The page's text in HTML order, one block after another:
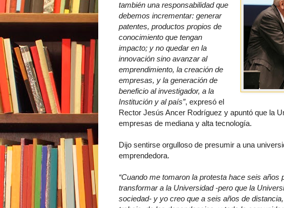
también una responsabilidad que
debemos incrementar: generar
patentes, productos propios de
conocimiento que tengan
impacto; y no quedar en la
innovación sino avanzar al
emprendimiento, la creación de
empresas, y la generación de
beneficio al investigador, a la
Institución y al país”, expresó el
Rector Jesús Ancer Rodríguez y apuntó que la
empresas de mediana y alta tecnología.
Dijo sentirse orgulloso de presumir a una
emprendedora.
“Cuando me tomaron la protesta hace seis
transformar a la Universidad -pero que la
sociedad- y yo creo que a seis años de